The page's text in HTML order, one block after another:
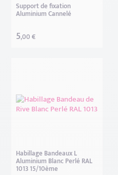
Support de fixation
Aluminium Cannelé
5,00 €
Habillage Bandeaux L
Aluminium Blanc Perlé RAL
1013 15/10ème